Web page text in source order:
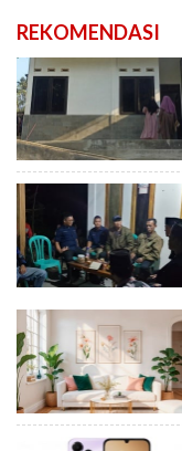
REKOMENDASI